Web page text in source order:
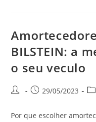
BILSTEIN: a
o seu veculo
29/05/2023
Por que escolher